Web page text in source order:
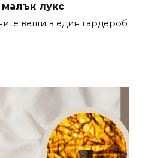
лукс
вещи в един гардероб